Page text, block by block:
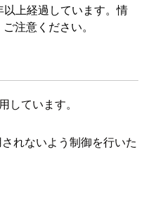
上経過しています。情
注意ください。
しています。
れないよう制御を行いた